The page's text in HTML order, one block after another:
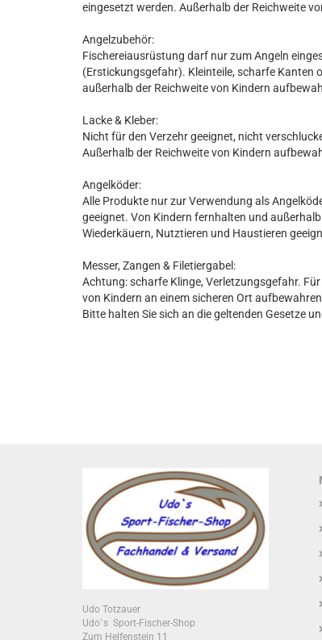
eingesetzt werden. Außerhalb der Reichweite
Angelzubehör:
Fischereiausrüstung darf nur zum Angeln
(Erstickungsgefahr). Kleinteile, scharfe Kanten
außerhalb der Reichweite von Kindern
Lacke & Kleber:
Nicht für den Verzehr geeignet, nicht
Außerhalb der Reichweite von Kindern
Angelköder:
Alle Produkte nur zur Verwendung als
geeignet. Von Kindern fernhalten und
Wiederkäuern, Nutztieren und Haustieren
Messer, Zangen & Filetiergabel:
Achtung: scharfe Klinge, Verletzungsgefahr.
von Kindern an einem sicheren Ort
Bitte halten Sie sich an die geltenden Gesetze
Udo Totzauer
Udo`s Sport-Fischer-Shop
Zum Helfenstein 11